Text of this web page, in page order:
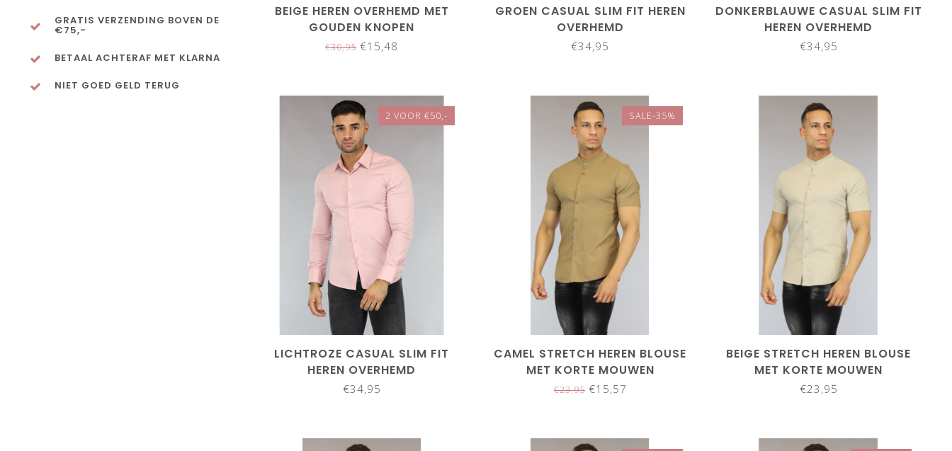
GRATIS VERZENDING BOVEN DE
€75,-
BETAAL ACHTERAF MET KLARNA
NIET GOED GELD TERUG
BEIGE HEREN OVERHEMD MET
GOUDEN KNOPEN
€30,95€15,48
GROEN CASUAL SLIM FIT HEREN
OVERHEMD
€34,95
DONKERBLAUWE CASUAL SLIM FIT
HEREN OVERHEMD
€34,95
2 VOOR €50,-
LICHTROZE CASUAL SLIM FIT
HEREN OVERHEMD
€34,95
SALE-35%
CAMEL STRETCH HEREN BLOUSE
MET KORTE MOUWEN
€23,95€15,57
BEIGE STRETCH HEREN BLOUSE
MET KORTE MOUWEN
€23,95